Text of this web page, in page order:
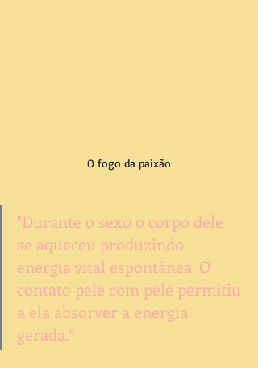
O fogo da paixão
"Durante o sexo o corpo dele
se aqueceu produzindo
energia vital espontânea. O
contato pele com pele permitiu
a ela absorver a energia
gerada."